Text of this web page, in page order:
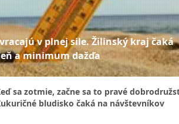
v plnej sile. Žilinský kraj čaká
a minimum dažďa
sa zotmie, začne sa to pravé
bludisko čaká na návštevníkov